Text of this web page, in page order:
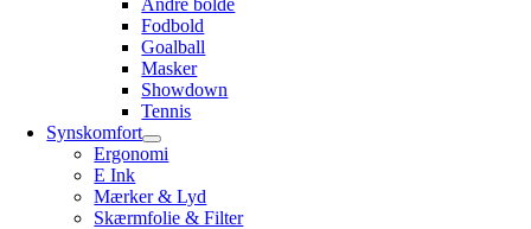
Andre bolde
Fodbold
Goalball
Masker
Showdown
Tennis
Synskomfort
Ergonomi
E Ink
Mærker & Lyd
Skærmfolie & Filter